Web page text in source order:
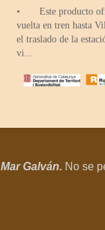
• Este producto
vuelta en tren hasta
el traslado de la
vi...
Mar Galván. No se